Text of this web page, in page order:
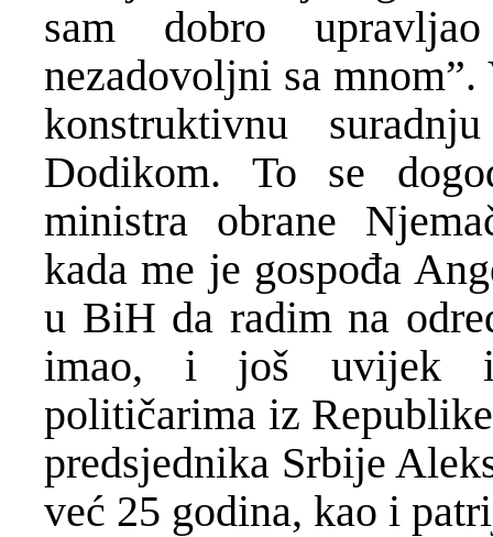
sam dobro
nezadovoljni sa
konstruktivnu
Dodikom. To se
ministra obrane
kada me je gospođa
u BiH da radim na
imao, i još uvijek
političarima iz
predsjednika Srbije
već 25 godina, kao i